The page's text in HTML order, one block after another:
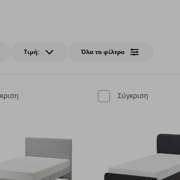
Τιμή: Όλα τα φίλτρα
Σύγκριση